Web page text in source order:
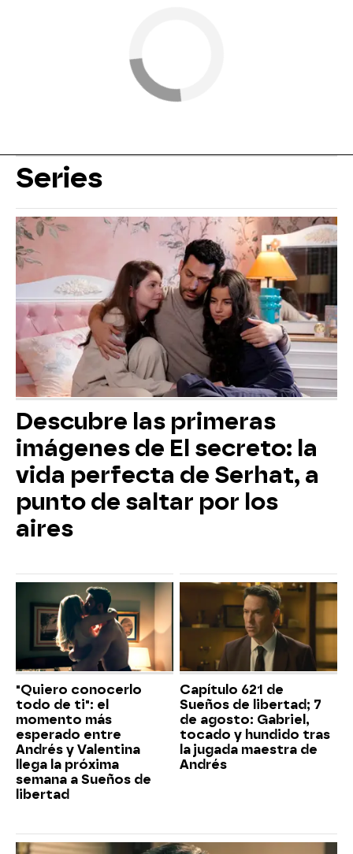
Series
Descubre las primeras
imágenes de El secreto: la
vida perfecta de Serhat, a
punto de saltar por los
aires
"Quiero conocerlo
todo de ti": el
momento más
esperado entre
Andrés y Valentina
llega la próxima
semana a Sueños de
libertad
Capítulo 621 de
Sueños de libertad; 7
de agosto: Gabriel,
tocado y hundido tras
la jugada maestra de
Andrés